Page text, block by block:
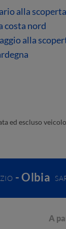
alla
costa nord
alla
ed escluso veicolo
- Olbia
A